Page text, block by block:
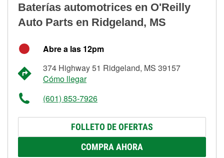
Baterías automotrices en O'Reilly
Auto Parts en Ridgeland, MS
Abre a las 12pm
374 Highway 51 Ridgeland, MS 39157
Cómo llegar
(601) 853-7926
FOLLETO DE OFERTAS
COMPRA AHORA